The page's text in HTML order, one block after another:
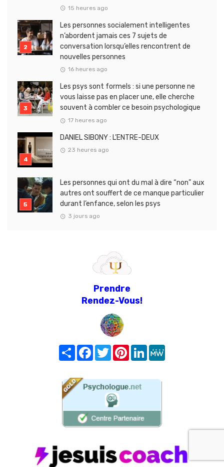
15 heures ago
Les personnes socialement intelligentes
n’abordent jamais ces 7 sujets de
conversation lorsqu’elles rencontrent de
nouvelles personnes
16 heures ago
Les psys sont formels : si une personne ne
vous laisse pas en placer une, elle cherche
souvent à combler ce besoin psychologique
17 heures ago
DANIEL SIBONY : L’ENTRE-DEUX
23 heures ago
Les personnes qui ont du mal à dire “non” aux
autres ont souffert de ce manque particulier
durant l’enfance, selon les psys
3 jours ago
Prendre
Rendez-Vous!
Share FacebookTwitterPinterest
LinkedIn